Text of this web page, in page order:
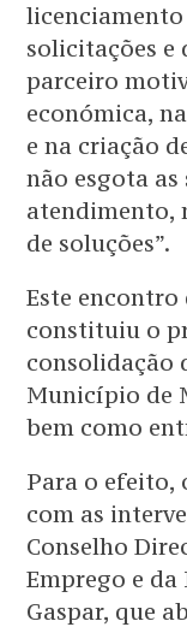
licenciamento
solicitações e
parceiro
económica,
e na criação
não esgota as
atendimento,
de soluções”.
Este encontro
constituiu o
consolidação
Município de
bem como
Para o efeito,
com as
Conselho
Emprego e
Gaspar, que